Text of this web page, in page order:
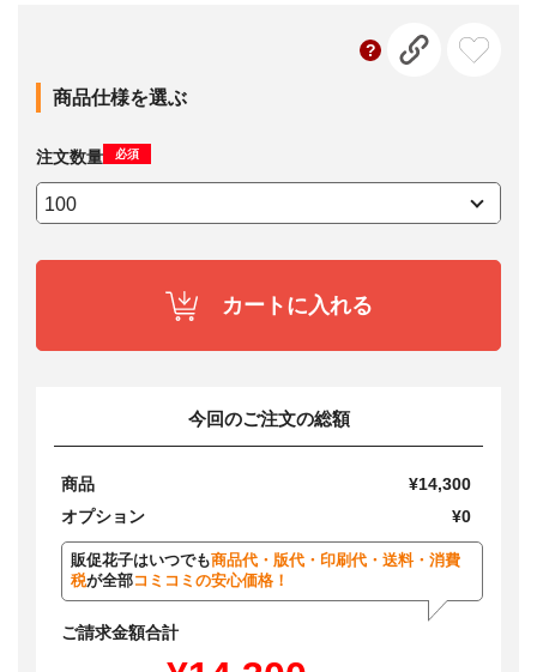
商品仕様を選ぶ
注文数量 必須
カートに入れる
今回のご注文の総額
商品
¥14,300
オプション
¥0
販促花子はいつでも商品代・版代・印刷代・送料・消費
税が全部コミコミの安心価格！
ご請求金額合計